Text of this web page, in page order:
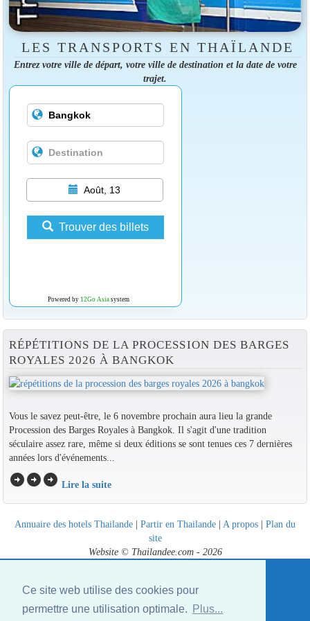
Ce site web utilise des cookies pour
permettre une utilisation optimale.
Plus...
LES TRANSPORTS EN THAÏLANDE
Entrez votre ville de départ, votre ville de destination et la date de votre
trajet.
Août, 13
Trouver des billets
Powered by 12Go Asiasystem
RÉPÉTITIONS DE LA PROCESSION DES BARGES
ROYALES 2026 À BANGKOK
Vous le savez peut-être, le 6 novembre prochain aura lieu la grande
Procession des Barges Royales à Bangkok. Il s'agit d'une tradition
séculaire assez rare, même si deux éditions se sont tenues ces 7 dernières
années lors d'événements...
arrow_circle_rightarrow_circle_rightarrow_circle_right Lire la suite
Annuaire des hotels Thailande | Partir en Thailande | A propos | Plan du
site
Website © Thailandee.com - 2026